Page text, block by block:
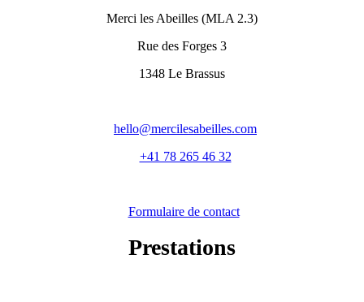
Merci les Abeilles (MLA 2.3)
Rue des Forges 3
1348 Le Brassus
hello@mercilesabeilles.com
+41 78 265 46 32
Formulaire de contact
Prestations